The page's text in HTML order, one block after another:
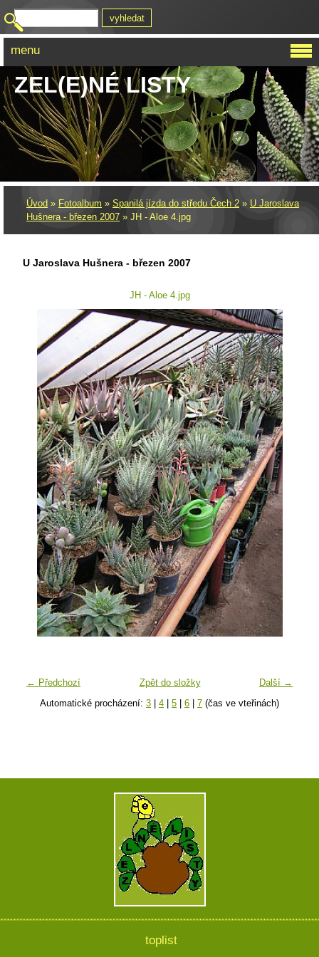
ZEL(E)NÉ LISTY
Úvod » Fotoalbum » Spanilá jízda do středu Čech 2 » U Jaroslava
Hušnera - březen 2007 » JH - Aloe 4.jpg
U Jaroslava Hušnera - březen 2007
JH - Aloe 4.jpg
← Předchozí Další →
Zpět do složky
Automatické procházení: 3 4 5 6 7 (čas ve vteřinách)
menu
toplist